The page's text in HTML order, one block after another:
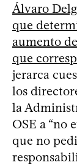
Álvaro
que
aumento
que
jerarca
los
la
OSE a “no
que no